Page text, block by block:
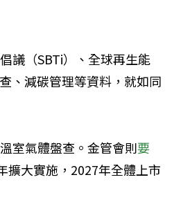
議（SBTi）、全球再生能
、減碳管理等資料，就如同
室氣體盤查。金管會則要
擴大實施，2027年全體上市